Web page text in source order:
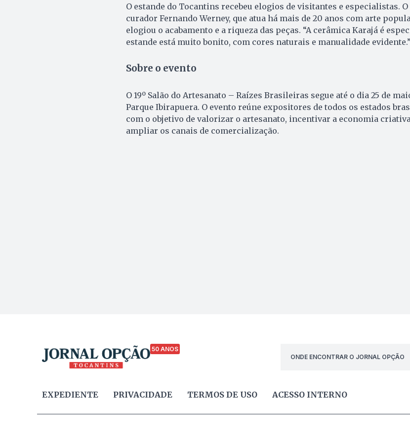
O estande do Tocantins recebeu elogios de visitantes e especialistas. O
curador Fernando Werney, que atua há mais de 20 anos com arte
elogiou o acabamento e a riqueza das peças. “A cerâmica Karajá é
estande está muito bonito, com cores naturais e manualidade evidente.”
Sobre o evento
O 19º Salão do Artesanato – Raízes Brasileiras segue até o dia 25 de
Parque Ibirapuera. O evento reúne expositores de todos os estados
com o objetivo de valorizar o artesanato, incentivar a economia
ampliar os canais de comercialização.
50 ANOS
ONDE ENCONTRAR O JORNAL OPÇÃO
EXPEDIENTE PRIVACIDADE TERMOS DE USO ACESSO INTERNO